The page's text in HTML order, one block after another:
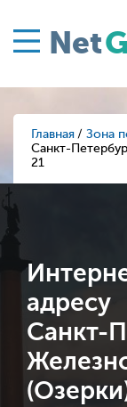
Net
Главная
Зона
Санкт-
21
адресу
Санкт-